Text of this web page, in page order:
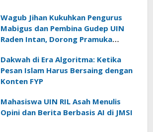
Wagub Jihan Kukuhkan Pengurus
Mabigus dan Pembina Gudep UIN
Raden Intan, Dorong Pramuka
Dakwah di Era Algoritma: Ketika
Pesan Islam Harus Bersaing dengan
Konten FYP
Mahasiswa UIN RIL Asah Menulis
Opini dan Berita Berbasis AI di JMSI